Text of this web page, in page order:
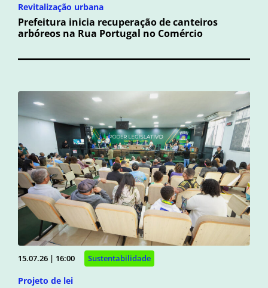
Revitalização urbana
Prefeitura inicia recuperação de canteiros
arbóreos na Rua Portugal no Comércio
15.07.26 | 16:00 Sustentabilidade
Projeto de lei